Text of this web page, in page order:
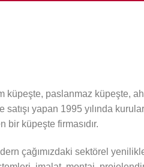
küpeşte, paslanmaz küpeşte,
yapan 1995 yılında
bir küpeşte firmasıdır.
çağımızdaki sektörel